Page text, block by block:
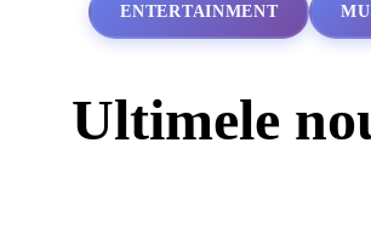
ENTERTAINMENT
Ultimele